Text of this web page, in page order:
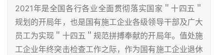
2021年是全国各行各业全面贯彻落实国家＂十四五＂
规划的开局年，也是国有施工企业各级领导干部及广大
员工为实现＂十四五＂规范拼搏奉献的开局年。值处施
工企业年终突击检查工作之际，作为国有施工企业退休